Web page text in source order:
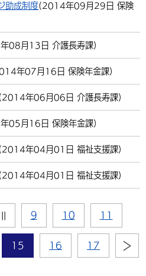
助成制度(2014年09月29日 保険
08月13日 介護長寿課)
年07月16日 保険年金課)
2014年06月06日 介護長寿課)
05月16日 保険年金課)
2014年04月01日 福祉支援課)
2014年04月01日 福祉支援課)
|| 9 10 11
15 16 17